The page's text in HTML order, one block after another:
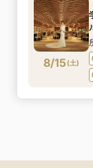
8/15(土)